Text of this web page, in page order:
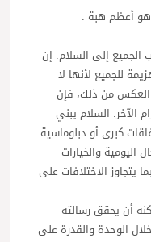
هو أعظم هبة .
إلى السلام. إن
للجميع لأنها لا
العكس من ذلك، فإن
الآخر. السلام يبني
كبرى أو دبلوماسية
والخيارات
يتجاوز الاختلافات على
أن يحقق رسالته
الوحدة والقدرة على